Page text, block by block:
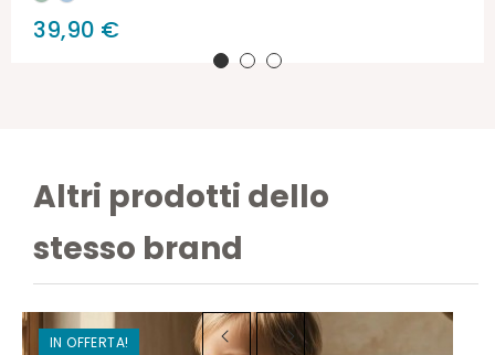
39,90 €
Altri prodotti dello
stesso brand
IN OFFERTA!